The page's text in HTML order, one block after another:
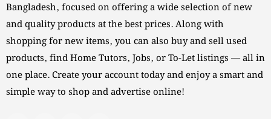
Bangladesh, focused on offering a wide selection of new
and quality products at the best prices. Along with
shopping for new items, you can also buy and sell used
products, find Home Tutors, Jobs, or To-Let listings — all in
one place. Create your account today and enjoy a smart and
simple way to shop and advertise online!